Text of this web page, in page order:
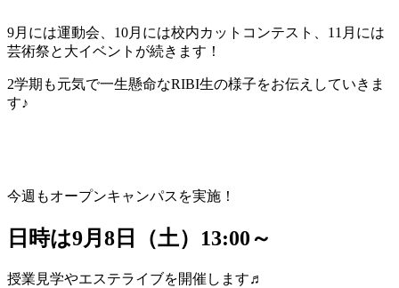
9月には運動会、10月には校内カットコンテスト、11月には
芸術祭と大イベントが続きます！
2学期も元気で一生懸命なRIBI生の様子をお伝えしていきま
す♪
今週もオープンキャンパスを実施！
日時は9月8日（土）13:00～
授業見学やエステライブを開催します♬